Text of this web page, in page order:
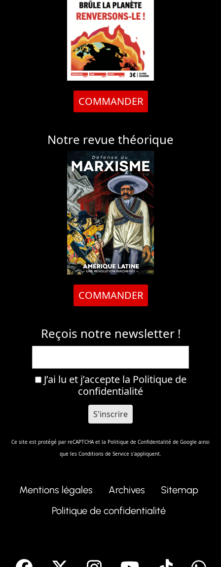
COMMANDER
Notre revue théorique
COMMANDER
Reçois notre newsletter !
J’ai lu et j’accepte la Politique de
confidentialité
Ce site est protégé par reCAPTCHA et la Politique de Confidentalité de Google ainsi
que les Conditions de Service s'appliquent.
Mentions légales Archives
Sitemap
Politique de confidentialité
facebook Instagram
Youtube
Tik